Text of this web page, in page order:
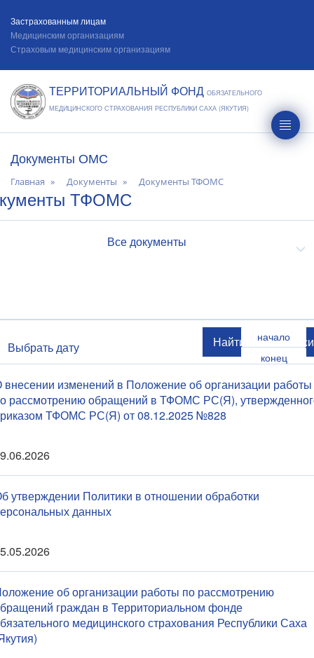
Застрахованным лицам
Медицинским организациям
Страховым медицинским организациям
ТЕРРИТОРИАЛЬНЫЙ ФОНД ОБЯЗАТЕЛЬНОГО
МЕДИЦИНСКОГО СТРАХОВАНИЯ РЕСПУБЛИКИ САХА (ЯКУТИЯ)
Документы ОМС
Главная Документы Документы ТФОМС
ТФОМС
Все документы
Выбрать дату Найти
внесении изменений в Положение об организации работы
рассмотрению обращений в ТФОМС РС(Я),
ТФОМС РС(Я) от 08.12.2025 №828
утверждении Политики в отношении обработки
данных
об организации работы по рассмотрению
граждан в Территориальном фонде
медицинского страхования Республики Саха